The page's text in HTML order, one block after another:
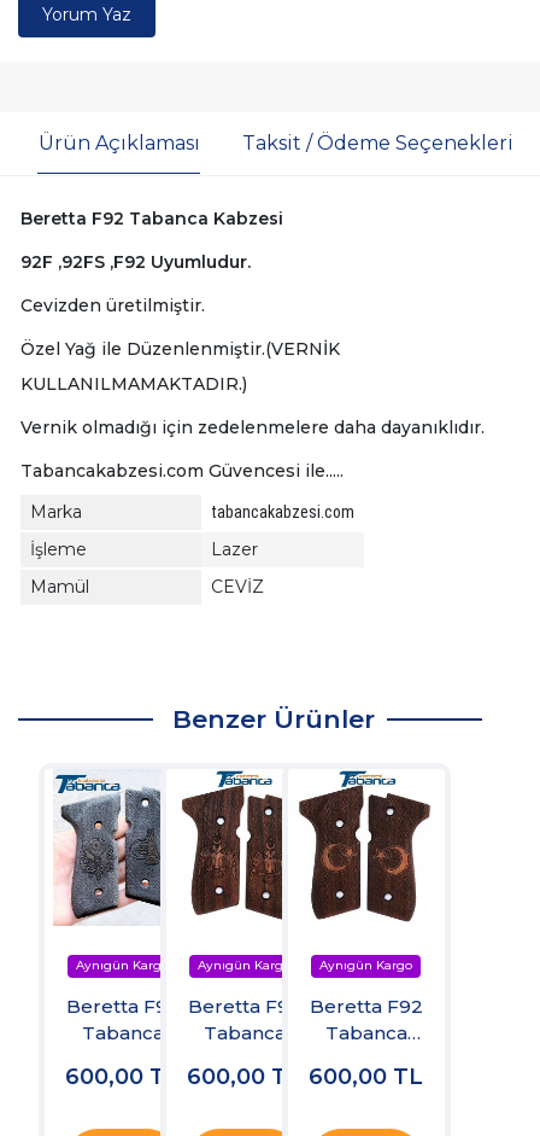
Yorum Yaz
Ürün Açıklaması Taksit / Ödeme Seçenekleri
Beretta F92 Tabanca Kabzesi
92F ,92FS ,F92 Uyumludur.
Cevizden üretilmiştir.
Özel Yağ ile Düzenlenmiştir.(VERNİK
KULLANILMAMAKTADIR.)
Vernik olmadığı için zedelenmelere daha dayanıklıdır.
Tabancakabzesi.com Güvencesi ile.....
Marka
tabancakabzesi.com
İşleme
Lazer
Mamül
CEVİZ
Benzer Ürünler
Beretta F92
Tabanca
600,00 TL
Beretta F92
Tabanca
600,00 TL
Beretta F92
Tabanca
600,00 TL